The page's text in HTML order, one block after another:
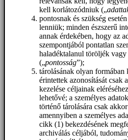
kell korlátozódniuk („
pontosnak és szükség
lenniük; minden észszerű
annak érdekében, hogy az
szempontjából pontatlan
haladéktalanul töröljék vagy
(„pontosság”);
tárolásának olyan
érintettek azonosítását csak
kezelése céljainak
lehetővé; a személyes
történő tárolására csak
amennyiben a személyes
cikk (1) bekezdésének
archiválás céljából,